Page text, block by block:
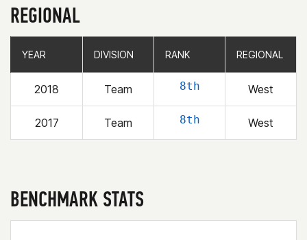
REGIONAL
YEAR DIVISION RANK REGIONAL
2018 Team 8th West
2017 Team 8th West
YEAR DIVISION RANK REGIONAL
BENCHMARK STATS